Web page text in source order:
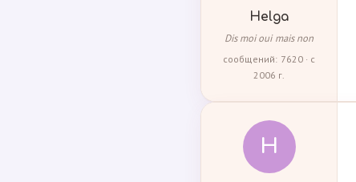
Helga
Dis moi oui mais non
сообщений: 7620 · с
2006 г.
Н